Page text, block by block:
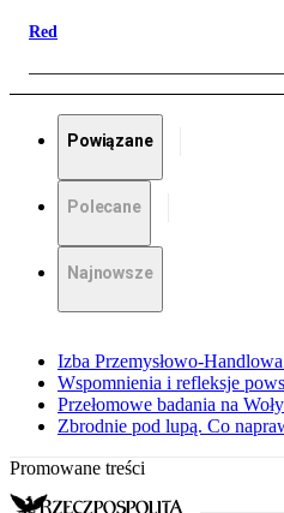
Red
Powiązane
Polecane
Najnowsze
Izba Przemysłowo-
Wspomnienia i refleksje
Przełomowe badania na
Zbrodnie pod lupą. Co
Promowane treści